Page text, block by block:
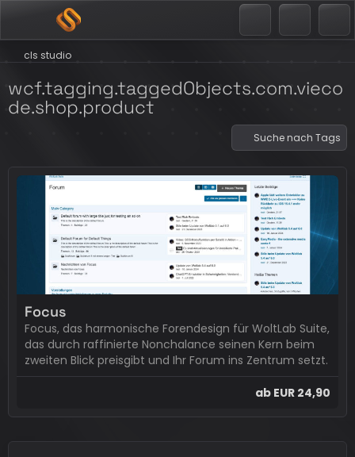
cls studio
wcf.tagging.taggedObjects.com.vieco
de.shop.product
Suche nach Tags
Focus
Focus, das harmonische Forendesign für WoltLab Suite,
das durch raffinierte Nonchalance seinen Kern beim
zweiten Blick preisgibt und Ihr Forum ins Zentrum setzt.
ab EUR 24,90